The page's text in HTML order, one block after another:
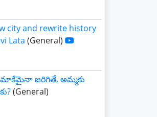
city and rewrite history
Lata (General)
జరిగితే, అమ్మకు
(General)